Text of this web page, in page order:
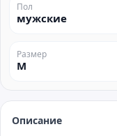
Пол
мужские
Размер
M
Описание